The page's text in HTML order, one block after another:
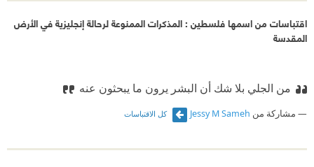
اقتباسات من اسمها فلسطين : المذكرات الممنوعة لرحالة إنجليزية في الأرض
المقدسة
من الجلي بلا شك أن البشر يرون ما يبحثون عنه
مشاركة من Jessy M Sameh كل الاقتباسات